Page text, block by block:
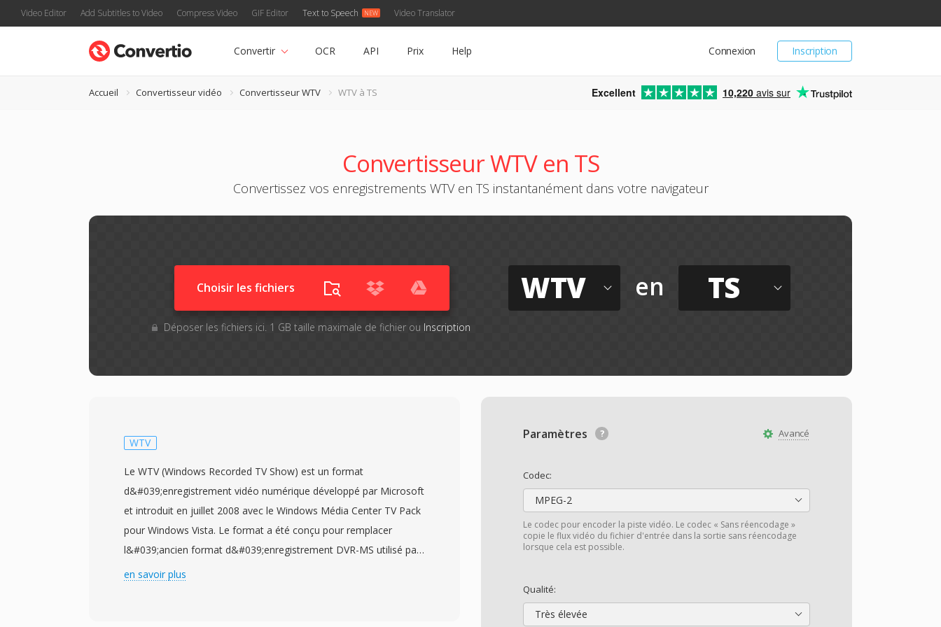
Video Editor Add Subtitles to Video Compress Video GIF Editor Text to Speech Video Translator
Inscription
Connexion
Convertir OCR API Prix Help
Accueil Convertisseur vidéo Convertisseur WTV WTV à TS Excellent 10,220 avis sur
Convertisseur WTV en TS
Convertissez vos enregistrements WTV en TS instantanément dans votre navigateur
Choisir les fichiers
Déposer les fichiers ici. 1 GB taille maximale de fichier ou Inscription
WTV en TS
Avancé
Paramètres
Codec:
MPEG-2
Le codec pour encoder la piste vidéo. Le codec « Sans réencodage »
copie le flux vidéo du fichier d'entrée dans la sortie sans réencodage
lorsque cela est possible.
Qualité:
Très élevée
WTV
Le WTV (Windows Recorded TV Show) est un format
d&#039;enregistrement vidéo numérique développé par Microsoft
et introduit en juillet 2008 avec le Windows Média Center TV Pack
pour Windows Vista. Le format a été conçu pour remplacer
l&#039;ancien format d&#039;enregistrement DVR-MS utilisé par
Windows Média Center, offrant un conteneur plus performant
en savoir plus